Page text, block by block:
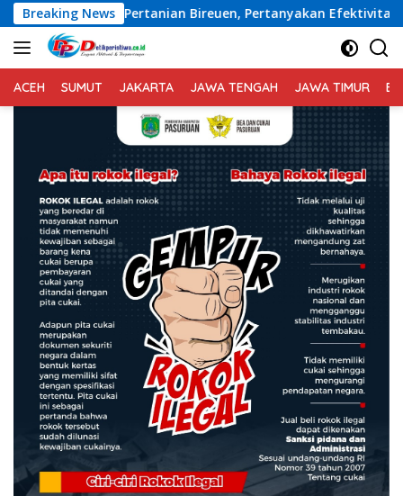
Langsung
ke
konten
Breaking News
Bireuen, Pertanyakan Efektivitas Kinerja Dinas Pertanian
ACEH SUMUT JAKARTA JAWA TENGAH JAWA TIMUR